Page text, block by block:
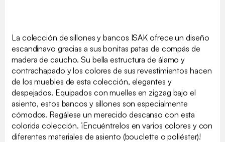
La colección de sillones y bancos ISAK ofrece un diseño
escandinavo gracias a sus bonitas patas de compás de
madera de caucho. Su bella estructura de álamo y
contrachapado y los colores de sus revestimientos hacen
de los muebles de esta colección, elegantes y
despejados. Equipados con muelles en zigzag bajo el
asiento, estos bancos y sillones son especialmente
cómodos. Regálese un merecido descanso con esta
colorida colección. ¡Encuéntrelos en varios colores y con
diferentes materiales de asiento (bouclette o poliéster)!